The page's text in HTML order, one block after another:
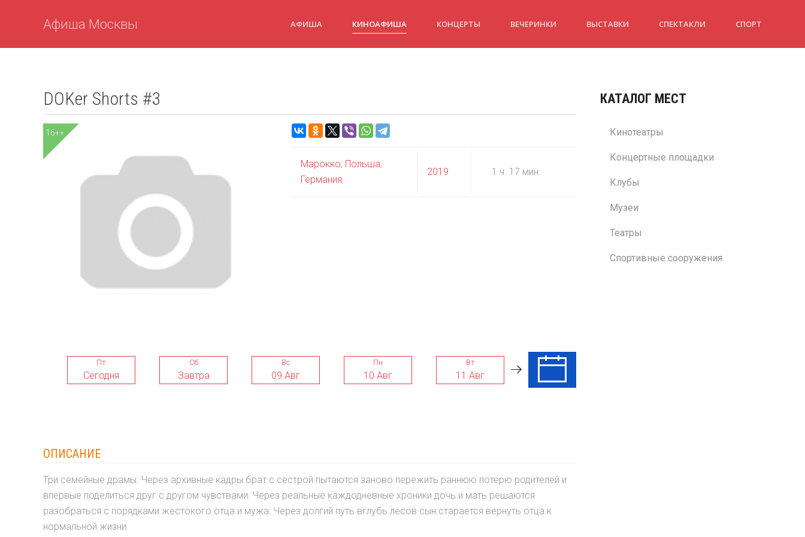
Афиша Москвы АФИША КИНОАФИША КОНЦЕРТЫ ВЕЧЕРИНКИ ВЫСТАВКИ СПЕКТАКЛИ СПОРТ
DOKer Shorts #3
16++
Марокко, Польша,
Германия
2019 1 ч. 17 мин.
Пт
Сегодня
Сб
Завтра
Вс
09 Авг
Пн
10 Авг
Вт
11 Авг
Ср
ОПИСАНИЕ
Три семейные драмы. Через архивные кадры брат с сестрой пытаются заново пережить раннюю потерю родителей и
впервые поделиться друг с другом чувствами. Через реальные каждодневные хроники дочь и мать решаются
разобраться с порядками жестокого отца и мужа. Через долгий путь вглубь лесов сын старается вернуть отца к
нормальной жизни.
КАТАЛОГ МЕСТ
Кинотеатры
Концертные площадки
Клубы
Музеи
Театры
Спортивные сооружения